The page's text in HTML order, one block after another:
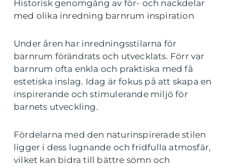
Historisk genomgång av för- och nackdelar
med olika inredning barnrum inspiration
Under åren har inredningsstilarna för
barnrum förändrats och utvecklats. Förr var
barnrum ofta enkla och praktiska med få
estetiska inslag. Idag är fokus på att skapa en
inspirerande och stimulerande miljö för
barnets utveckling.
Fördelarna med den naturinspirerade stilen
ligger i dess lugnande och fridfulla atmosfär,
vilket kan bidra till bättre sömn och